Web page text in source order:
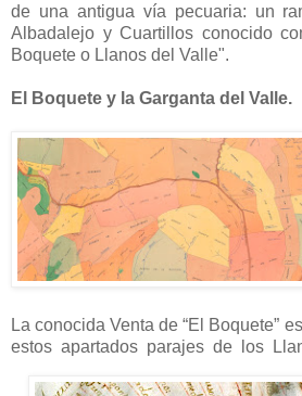
de una antigua vía pecuaria: un
Albadalejo y Cuartillos conocido
Boquete o Llanos del Valle".
El Boquete y la Garganta del Valle.
La conocida Venta de “El Boquete”
estos apartados parajes de los